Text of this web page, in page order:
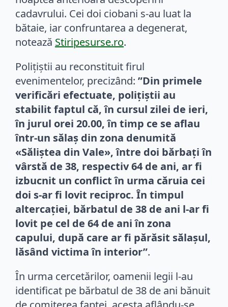
cadavrului. Cei doi ciobani s-au luat la
bătaie, iar confruntarea a degenerat,
notează Stiripesurse.ro.
Polițiștii au reconstituit firul
evenimentelor, precizând: ”Din primele
verificări efectuate, poliţiştii au
stabilit faptul că, în cursul zilei de ieri,
în jurul orei 20.00, în timp ce se aflau
într-un sălaş din zona denumită
«Săliştea din Vale», între doi bărbaţi în
vârstă de 38, respectiv 64 de ani, ar fi
izbucnit un conflict în urma căruia cei
doi s-ar fi lovit reciproc. În timpul
altercaţiei, bărbatul de 38 de ani l-ar fi
lovit pe cel de 64 de ani în zona
capului, după care ar fi părăsit sălaşul,
lăsând victima în interior”.
În urma cercetărilor, oamenii legii l-au
identificat pe bărbatul de 38 de ani bănuit